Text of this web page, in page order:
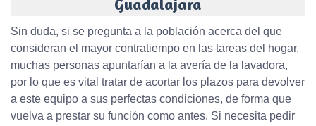
Guadalajara
Sin duda, si se pregunta a la población acerca del que
consideran el mayor contratiempo en las tareas del hogar,
muchas personas apuntarían a la avería de la lavadora,
por lo que es vital tratar de acortar los plazos para devolver
a este equipo a sus perfectas condiciones, de forma que
vuelva a prestar su función como antes. Si necesita pedir